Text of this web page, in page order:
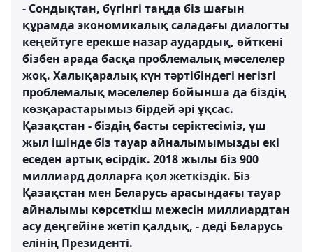
- Сондықтан, бүгінгі таңда біз шағын
құрамда экономикалық саладағы диалогты
кеңейтуге ерекше назар аудардық, өйткені
бізбен арада басқа проблемалық мәселелер
жоқ. Халықаралық күн тәртібіндегі негізгі
проблемалық мәселелер бойынша да біздің
көзқарастарымыз бірдей әрі ұқсас.
Қазақстан - біздің басты серіктесіміз, үш
жыл ішінде біз тауар айналымымызды екі
еседен артық өсірдік. 2018 жылы біз 900
миллиард долларға қол жеткіздік. Біз
Қазақстан мен Беларусь арасындағы тауар
айналымы көрсеткіш межесін миллиардтан
асу деңгейіне жетіп қалдық, - деді Беларусь
елінің Президенті.